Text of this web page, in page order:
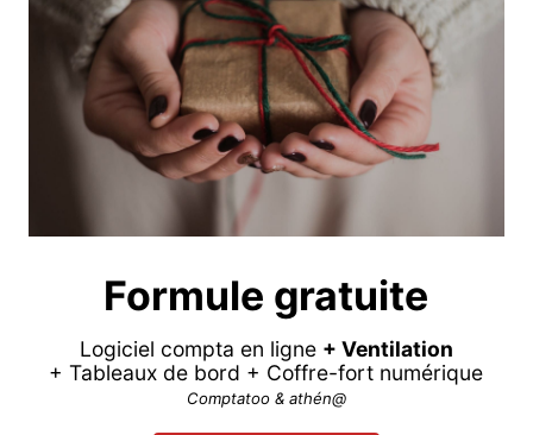
Formule gratuite
Logiciel compta en ligne + Ventilation
+ Tableaux de bord + Coffre-fort numérique
Comptatoo & athén@